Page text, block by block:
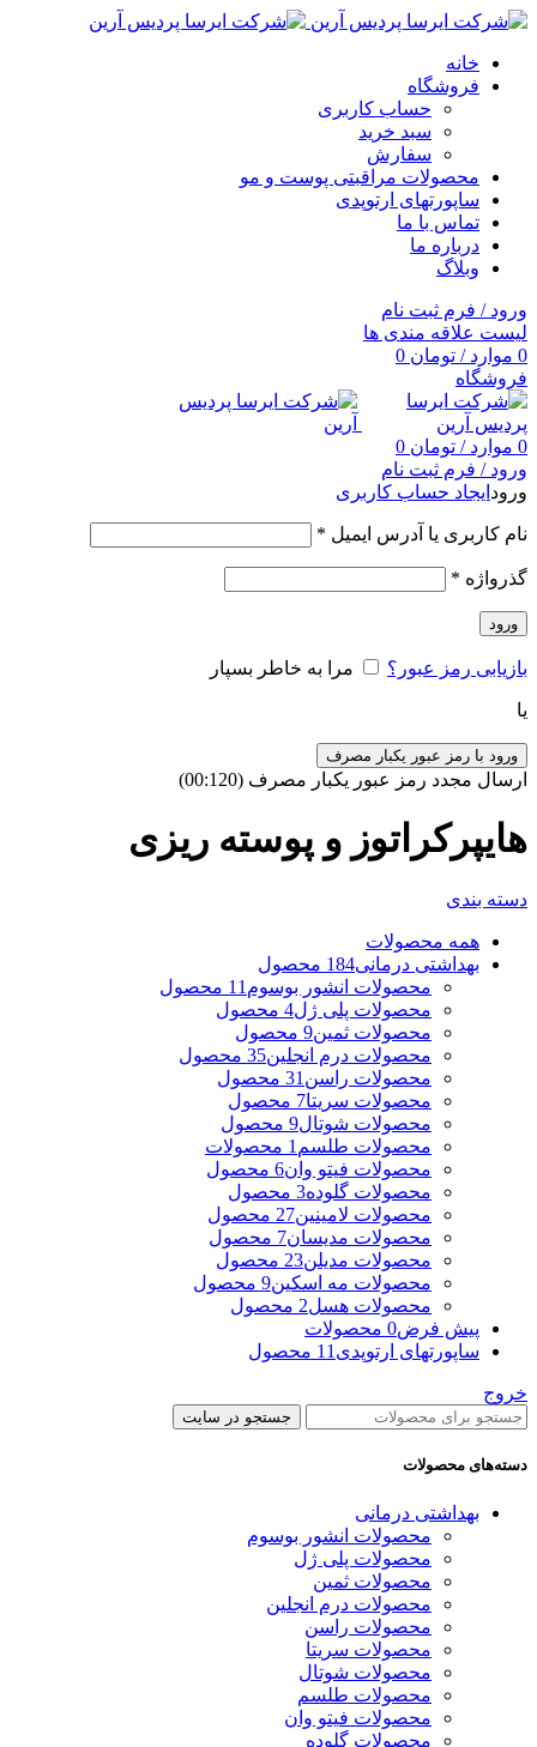
خانه
فروشگاه
حساب کاربری
سبد خرید
سفارش
محصولات مراقبتی پوست و مو
ساپورتهای ارتوپدی
تماس با ما
درباره ما
وبلاگ
ورود / فرم ثبت نام
لیست علاقه مندی ها
0 موارد / تومان
فروشگاه
0 موارد / تومان
ورود / فرم ثبت نام
ورود ایجاد حساب کاربری
نام کاربری یا آدرس ایمیل *
گذرواژه *
ورود
بازیابی رمز عبور؟ مرا به خاطر بسپار
یا
ورود با رمز عبور یکبار مصرف
ارسال مجدد رمز عبور یکبار مصرف (00:
120
)
هایپرکراتوز و پوسته ریزی
دسته بندی
همه محصولات
بهداشتی درمانی184 محصول
محصولات انشور بوسوم 11 محصول
محصولات پلی ژل4 محصول
محصولات ثمین9 محصول
محصولات درم انجلین35 محصول
محصولات راسن 31 محصول
محصولات سریتا7 محصول
محصولات شوتال9 محصول
محصولات طلسم 1 محصولات
محصولات فیتو وان6 محصول
محصولات گلوده3 محصول
محصولات لامینین27 محصول
محصولات مدیسان7 محصول
محصولات مدیلن23 محصول
محصولات مه اسکین9 محصول
محصولات هسل2 محصول
پیش فرض0 محصولات
ساپورتهای ارتوپدی 11 محصول
خروج
جستجو در سایت
دسته‌های محصولات
بهداشتی درمانی
محصولات انشور بوسوم
محصولات پلی ژل
محصولات ثمین
محصولات درم انجلین
محصولات راسن
محصولات سریتا
محصولات شوتال
محصولات طلسم
محصولات فیتو وان
محصولات گلوده